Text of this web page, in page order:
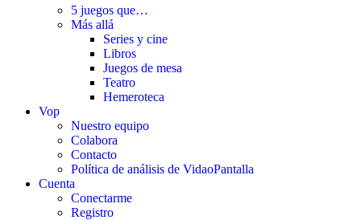
5 juegos que…
Más allá
Series y cine
Libros
Juegos de mesa
Teatro
Hemeroteca
Vop
Nuestro equipo
Colabora
Contacto
Política de análisis de VidaoPantalla
Cuenta
Conectarme
Registro